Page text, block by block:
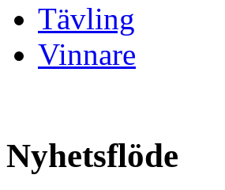
Tävling
Vinnare
Nyhetsflöde